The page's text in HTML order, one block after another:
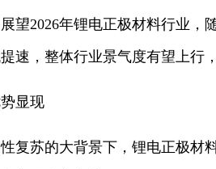
望2026年锂电正极材料行业，
速，整体行业景气度有望上行
显现
复苏的大背景下，锂电正极材